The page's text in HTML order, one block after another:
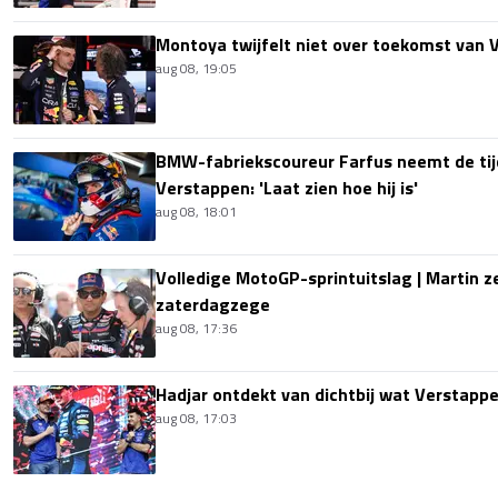
Montoya twijfelt niet over toekomst van
aug 08, 19:05
BMW-fabriekscoureur Farfus neemt de
Verstappen: 'Laat zien hoe hij is'
aug 08, 18:01
Volledige MotoGP-sprintuitslag | Martin
zaterdagzege
aug 08, 17:36
Hadjar ontdekt van dichtbij wat
aug 08, 17:03